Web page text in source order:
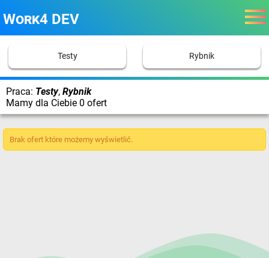
Work4 DEV
Testy Rybnik
Praca: Testy, Rybnik
Mamy dla Ciebie 0 ofert
Brak ofert które możemy wyświetlić.